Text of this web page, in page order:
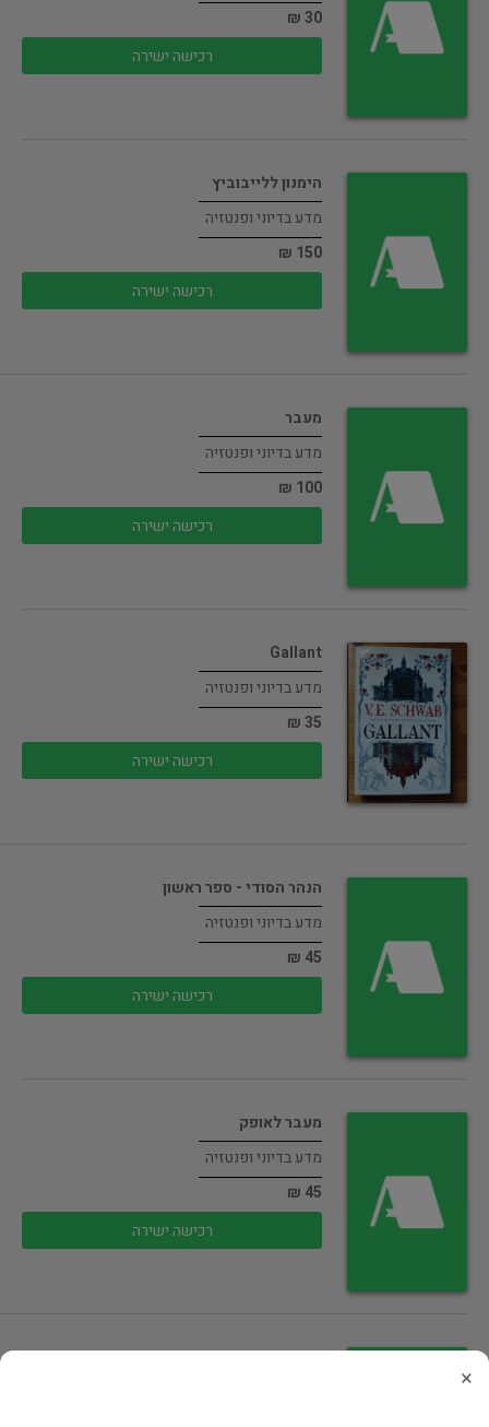
30 ₪
רכישה ישירה
הימנון ללייבוביץ
מדע בדיוני ופנטזיה
150 ₪
רכישה ישירה
מעבר
מדע בדיוני ופנטזיה
100 ₪
רכישה ישירה
Gallant
מדע בדיוני ופנטזיה
35 ₪
רכישה ישירה
הנהר הסודי - ספר ראשון
מדע בדיוני ופנטזיה
45 ₪
רכישה ישירה
מעבר לאופק
מדע בדיוני ופנטזיה
45 ₪
רכישה ישירה
להט קדוש
×